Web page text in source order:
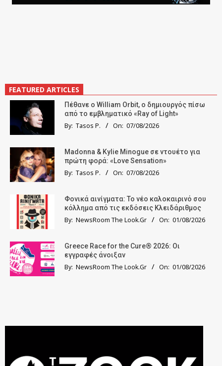
FEATURED ARTICLES
Πέθανε ο William Orbit, ο δημιουργός πίσω
από το εμβληματικό «Ray of Light»
By: Tasos P. On: 07/08/2026
Madonna & Kylie Minogue σε ντουέτο για
πρώτη φορά: «Love Sensation»
By: Tasos P. On: 07/08/2026
Φονικά αινίγματα: Το νέο καλοκαιρινό σου
κόλλημα από τις εκδόσεις Κλειδάριθμος
By: NewsRoom The Look.Gr On: 01/08/2026
Greece Race for the Cure® 2026: Οι
εγγραφές άνοιξαν
By: NewsRoom The Look.Gr On: 01/08/2026